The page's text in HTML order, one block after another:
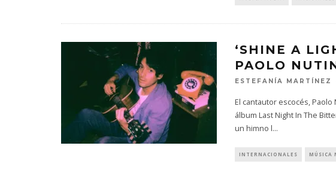
‘SHINE A
PAOLO
ESTEFANÍA MARTÍNEZ
El cantautor escocés,
álbum Last Night In The
un himno l...
INTERNACIONALES MÚSICA